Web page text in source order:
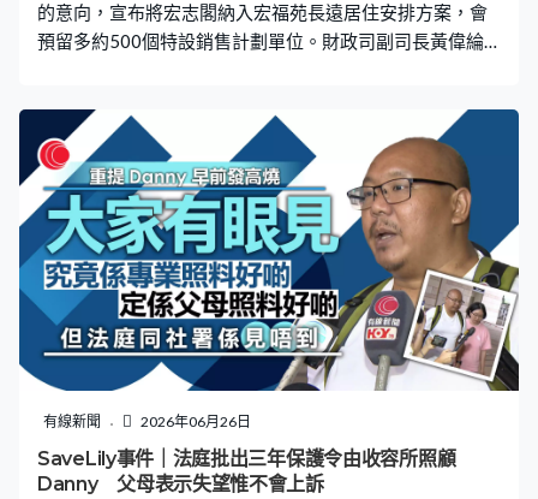
的意向，宣布將宏志閣納入宏福苑長遠居住安排方案，會
預留多約500個特設銷售計劃單位。財政司副司長黃偉綸
的意向，超出政府訂定的七成半門檻，正式將宏志閣納入
宏福苑長遠居住安排方案。因應宏志閣，政府為宏福苑業
主提供的資源亦有所調整，原來預算約68億元收購宏福苑
七座大廈，撇除援助基金的餘額後，需投入約40億元公
帑。估計收購宏志閣，成本需額外約10億元，政府將會向
立法會財委會申請撥款。亦增加496個特設銷售計劃的預
留單位，讓參加計劃的業主仍然有超過兩個單位選擇。 財
政司副司長黃偉綸表示，明白有業主擔心單位在私人市場
不能順利買賣，呼籲有意出售業權的業主，在限期內簽署
「接受收購建議信件」。黃偉綸：「市場安排對業主來
說，是很不理想，但實話實說，就是這個情況，任何特惠
方案總不會沒完沒了，總有終結的一日。」 黃偉綸又表
示，政府不會考慮宏福苑原址重建，「政府不會做（原址
有線新聞 2026年06月26日
SaveLily事件｜法庭批出三年保護令由收容所照顧
Danny 父母表示失望惟不會上訴